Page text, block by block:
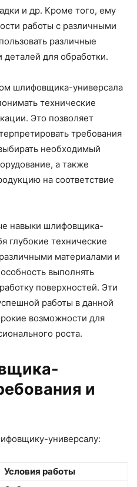
и др. Кроме того, ему
работы с различными
различные
для обработки.
шлифовщика-универсала
технические
Это позволяет
требования
необходимый
а также
на соответствие
навыки шлифовщика-
глубокие технические
материалами и
выполнять
поверхностей. Эти
работы в данной
возможности для
роста.
и
универсалу:
Условия работы